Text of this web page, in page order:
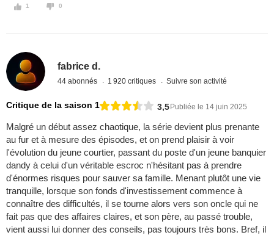
1 0
fabrice d.
44 abonnés 1 920 critiques Suivre son activité
Critique de la saison 1 3,5Publiée le 14 juin 2025
Malgré un début assez chaotique, la série devient plus prenante
au fur et à mesure des épisodes, et on prend plaisir à voir
l'évolution du jeune courtier, passant du poste d'un jeune banquier
dandy à celui d'un véritable escroc n'hésitant pas à prendre
d'énormes risques pour sauver sa famille. Menant plutôt une vie
tranquille, lorsque son fonds d'investissement commence à
connaître des difficultés, il se tourne alors vers son oncle qui ne
fait pas que des affaires claires, et son père, au passé trouble,
vient aussi lui donner des conseils, pas toujours très bons. Bref, il